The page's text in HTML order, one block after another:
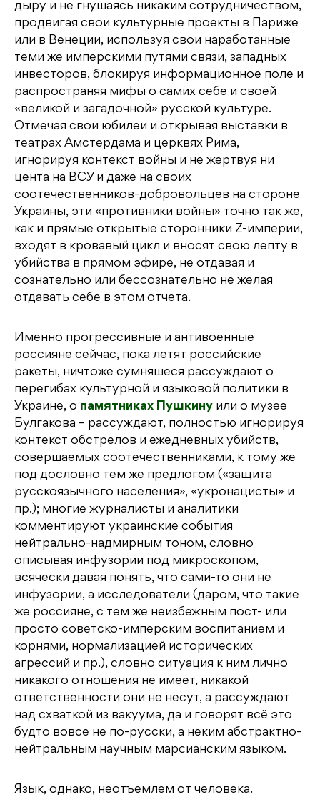
дыру и не гнушаясь никаким сотрудничеством,
продвигая свои культурные проекты в Париже
или в Венеции, используя свои наработанные
теми же имперскими путями связи, западных
инвесторов, блокируя информационное поле и
распространяя мифы о самих себе и своей
«великой и загадочной» русской культуре.
Отмечая свои юбилеи и открывая выставки в
театрах Амстердама и церквях Рима,
игнорируя контекст войны и не жертвуя ни
цента на ВСУ и даже на своих
соотечественников-добровольцев на стороне
Украины, эти «противники войны» точно так же,
как и прямые открытые сторонники Z-империи,
входят в кровавый цикл и вносят свою лепту в
убийства в прямом эфире, не отдавая и
сознательно или бессознательно не желая
отдавать себе в этом отчета.
Именно прогрессивные и антивоенные
россияне сейчас, пока летят российские
ракеты, ничтоже сумняшеся рассуждают о
перегибах культурной и языковой политики в
Украине, о памятниках Пушкину или о музее
Булгакова – рассуждают, полностью игнорируя
контекст обстрелов и ежедневных убийств,
совершаемых соотечественниками, к тому же
под дословно тем же предлогом («защита
русскоязычного населения», «укронацисты» и
пр.); многие журналисты и аналитики
комментируют украинские события
нейтрально-надмирным тоном, словно
описывая инфузории под микроскопом,
всячески давая понять, что сами-то они не
инфузории, а исследователи (даром, что такие
же россияне, с тем же неизбежным пост- или
просто советско-имперским воспитанием и
корнями, нормализацией исторических
агрессий и пр.), словно ситуация к ним лично
никакого отношения не имеет, никакой
ответственности они не несут, а рассуждают
над схваткой из вакуума, да и говорят всё это
будто вовсе не по-русски, а неким абстрактно-
нейтральным научным марсианским языком.
Язык, однако, неотъемлем от человека.